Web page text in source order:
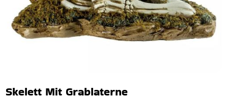
Skelett Mit Grablaterne